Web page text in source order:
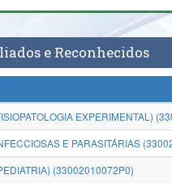
Gabinete de Segurança
e Reconhecidos
EXPERIMENTAL)
E PARASITÁRIAS
(33002010072P0)